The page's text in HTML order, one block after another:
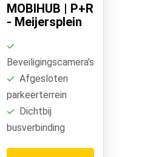
MOBIHUB | P+R
- Meijersplein
Beveiligingscamera's
Afgesloten
parkeerterrein
Dichtbij
busverbinding